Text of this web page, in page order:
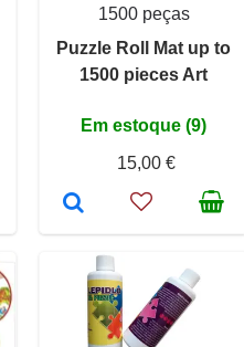
1500 peças
Puzzle Roll Mat up to
1500 pieces Art
Em estoque (9)
15,00 €